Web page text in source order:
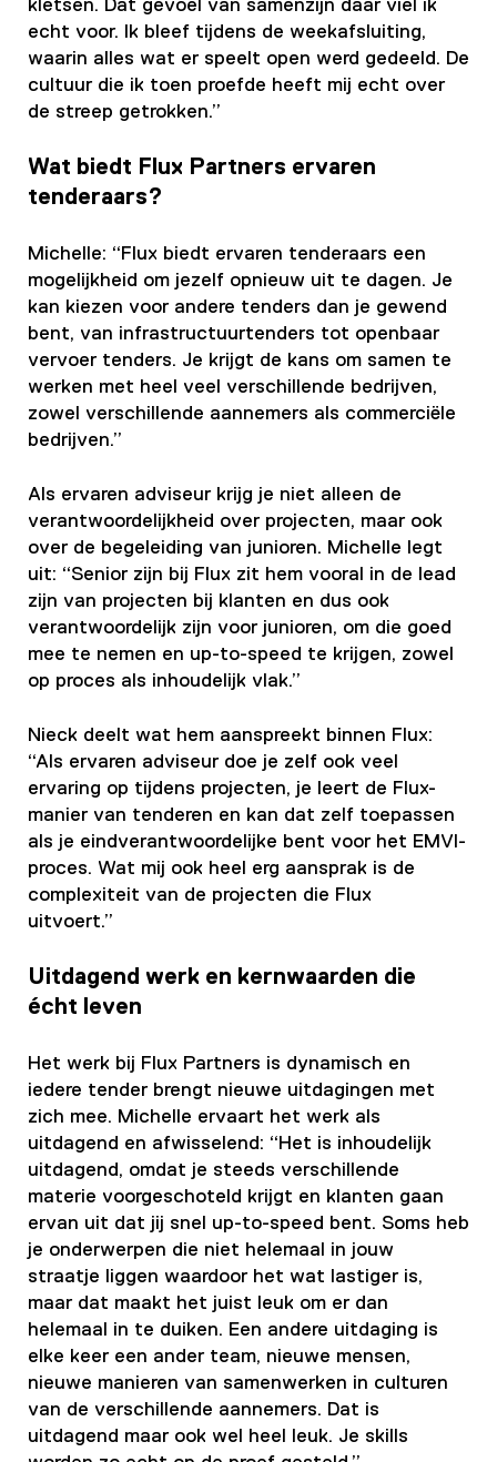
kletsen. Dat gevoel van samenzijn daar viel ik
echt voor. Ik bleef tijdens de weekafsluiting,
waarin alles wat er speelt open werd gedeeld. De
cultuur die ik toen proefde heeft mij echt over
de streep getrokken.”
Wat biedt Flux Partners ervaren
tenderaars?
Michelle: “Flux biedt ervaren tenderaars een
mogelijkheid om jezelf opnieuw uit te dagen. Je
kan kiezen voor andere tenders dan je gewend
bent, van infrastructuurtenders tot openbaar
vervoer tenders. Je krijgt de kans om samen te
werken met heel veel verschillende bedrijven,
zowel verschillende aannemers als commerciële
bedrijven.”
Als ervaren adviseur krijg je niet alleen de
verantwoordelijkheid over projecten, maar ook
over de begeleiding van junioren. Michelle legt
uit: “Senior zijn bij Flux zit hem vooral in de lead
zijn van projecten bij klanten en dus ook
verantwoordelijk zijn voor junioren, om die goed
mee te nemen en up-to-speed te krijgen, zowel
op proces als inhoudelijk vlak.”
Nieck deelt wat hem aanspreekt binnen Flux:
“Als ervaren adviseur doe je zelf ook veel
ervaring op tijdens projecten, je leert de Flux-
manier van tenderen en kan dat zelf toepassen
als je eindverantwoordelijke bent voor het EMVI-
proces. Wat mij ook heel erg aansprak is de
complexiteit van de projecten die Flux
uitvoert.”
Uitdagend werk en kernwaarden die
écht leven
Het werk bij Flux Partners is dynamisch en
iedere tender brengt nieuwe uitdagingen met
zich mee. Michelle ervaart het werk als
uitdagend en afwisselend: “Het is inhoudelijk
uitdagend, omdat je steeds verschillende
materie voorgeschoteld krijgt en klanten gaan
ervan uit dat jij snel up-to-speed bent. Soms heb
je onderwerpen die niet helemaal in jouw
straatje liggen waardoor het wat lastiger is,
maar dat maakt het juist leuk om er dan
helemaal in te duiken. Een andere uitdaging is
elke keer een ander team, nieuwe mensen,
nieuwe manieren van samenwerken in culturen
van de verschillende aannemers. Dat is
uitdagend maar ook wel heel leuk. Je skills